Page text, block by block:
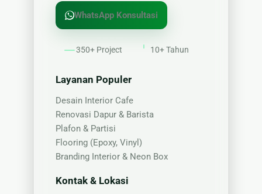
WhatsApp Konsultasi
350+ Project 10+ Tahun
Layanan Populer
Desain Interior Cafe
Renovasi Dapur & Barista
Plafon & Partisi
Flooring (Epoxy, Vinyl)
Branding Interior & Neon Box
Kontak & Lokasi